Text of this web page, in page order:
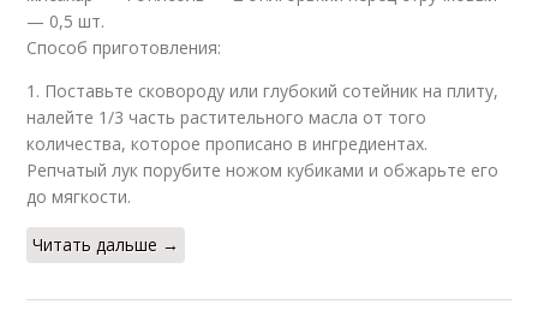
— 0,5 шт.
Способ приготовления:
1. Поставьте сковороду или глубокий сотейник на плиту,
налейте 1/3 часть растительного масла от того
количества, которое прописано в ингредиентах.
Репчатый лук порубите ножом кубиками и обжарьте его
до мягкости.
Читать дальше →